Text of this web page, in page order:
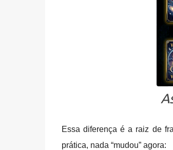
Essa diferença é a raiz de
prática, nada “mudou” agora: